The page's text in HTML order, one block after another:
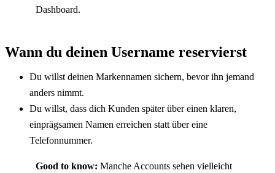
Dashboard.
Wann du deinen Username reservierst
Du willst deinen Markennamen sichern, bevor ihn jemand
anders nimmt.
Du willst, dass dich Kunden später über einen klaren,
einprägsamen Namen erreichen statt über eine
Telefonnummer.
Good to know: Manche Accounts sehen vielleicht